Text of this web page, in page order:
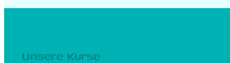
Unsere Kurse